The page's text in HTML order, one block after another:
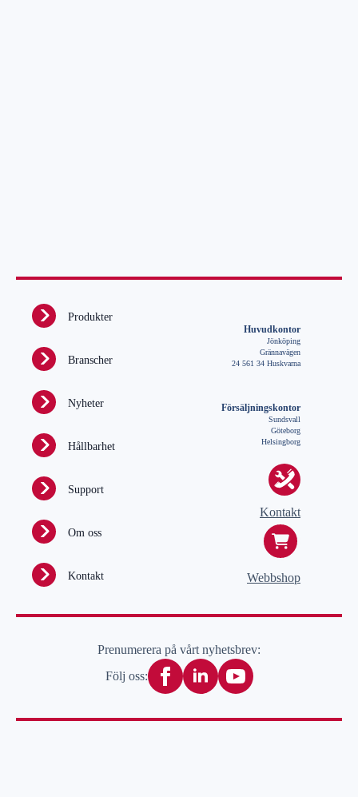
Produkter
Branscher
Nyheter
Hållbarhet
Support
Om oss
Kontakt
Huvudkontor
Jönköping
Grännavägen
24 561 34 Huskvarna
Försäljningskontor
Sundsvall
Göteborg
Helsingborg
Kontakt
Webbshop
Prenumerera på vårt nyhetsbrev:
Följ oss: